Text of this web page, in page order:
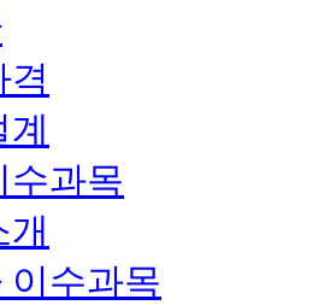
격
계
수과목
개
이수과목